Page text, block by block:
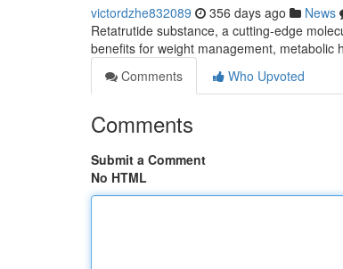
victordzhe832089 356 days ago News
Retatrutide substance, a cutting-edge
benefits for weight management, metabolic
Comments
Who Upvoted
Comments
Submit a Comment
No HTML